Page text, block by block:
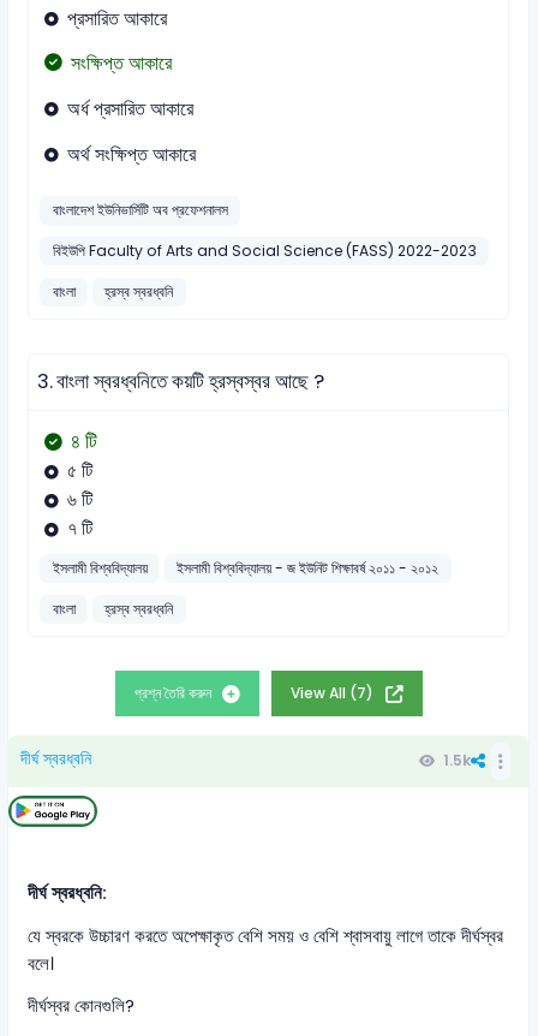
প্রসারিত আকারে
সংক্ষিপ্ত আকারে
অর্ধ প্রসারিত আকারে
অর্থ সংক্ষিপ্ত আকারে
বাংলাদেশ ইউনিভার্সিটি অব প্রফেশনালস
বিইউপি Faculty of Arts and Social Science (FASS) 2022-2023
বাংলা
হ্রস্ব স্বরধ্বনি
3.বাংলা স্বরধ্বনিতে কয়টি হ্রস্বস্বর আছে ?
৪ টি
৫ টি
৬ টি
৭ টি
ইসলামী বিশ্ববিদ্যালয়
ইসলামী বিশ্ববিদ্যালয় - জ ইউনিট শিক্ষাবর্ষ ২০১১ - ২০১২
বাংলা
হ্রস্ব স্বরধ্বনি
প্রশ্ন তৈরি করুন View All (7)
দীর্ঘ স্বরধ্বনি 1.5k
দীর্ঘ স্বরধ্বনি:
যে স্বরকে উচ্চারণ করতে অপেক্ষাকৃত বেশি সময় ও বেশি শ্বাসবায়ু লাগে তাকে দীর্ঘস্বর
বলে।
দীর্ঘস্বর কোনগুলি?